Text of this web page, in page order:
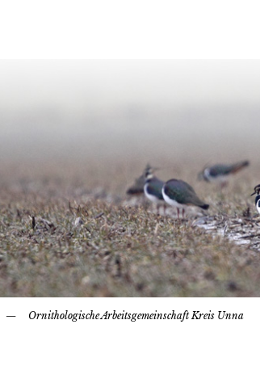
Ornithologische Arbeitsgemeinschaft Kreis Unna